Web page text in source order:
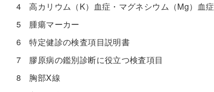
4 高カリウム（K）血症・マグネシウム（Mg）血症
5 腫瘍マーカー
6 特定健診の検査項目説明書
7 膠原病の鑑別診断に役立つ検査項目
8 胸部X線